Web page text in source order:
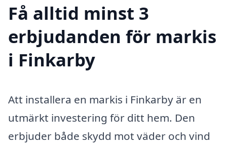
Få alltid minst 3
erbjudanden för markis
i Finkarby
Att installera en markis i Finkarby är en
utmärkt investering för ditt hem. Den
erbjuder både skydd mot väder och vind